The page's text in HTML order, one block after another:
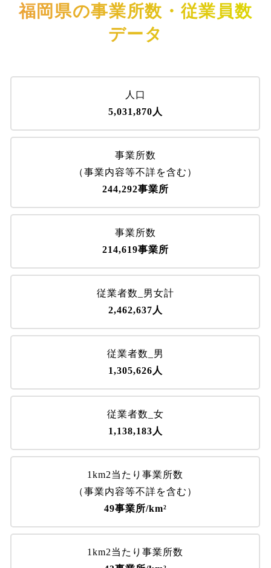
福岡県の事業所数・従業員数
データ
人口
5,031,870人
事業所数
（事業内容等不詳を含む）
244,292事業所
事業所数
214,619事業所
従業者数_男女計
2,462,637人
従業者数_男
1,305,626人
従業者数_女
1,138,183人
1km2当たり事業所数
（事業内容等不詳を含む）
49事業所/km²
1km2当たり事業所数